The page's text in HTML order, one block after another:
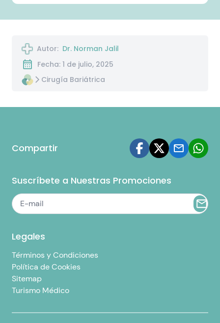
Autor: Dr. Norman Jalil
Fecha: 1 de julio, 2025
Cirugía Bariátrica
Compartir
Suscríbete a Nuestras Promociones
Legales
Términos y Condiciones
Política de Cookies
Sitemap
Turismo Médico